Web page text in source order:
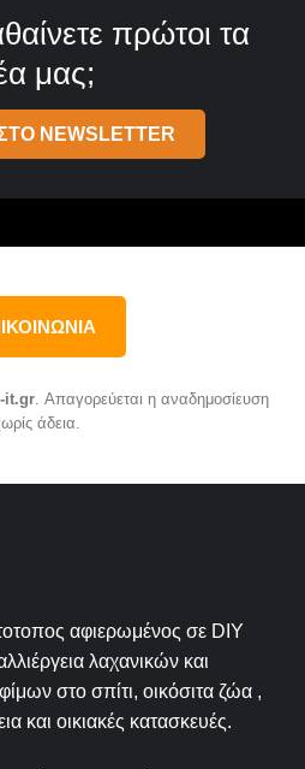
πρώτοι τα
μας;
NEWSLETTER
it.gr. Απαγορεύεται η αναδημοσίευση
άδεια.
αφιερωμένος σε DIY
λαχανικών και
στο σπίτι, οικόσιτα ζώα ,
και οικιακές κατασκευές.